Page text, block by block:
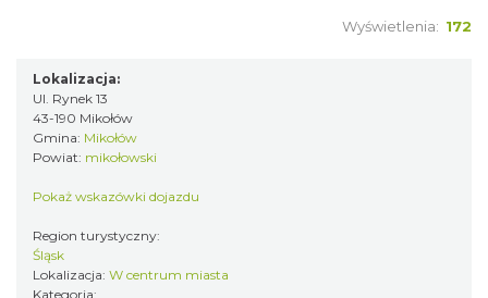
Wyświetlenia: 172
Lokalizacja:
Ul. Rynek 13
43-190 Mikołów
Gmina: Mikołów
Powiat: mikołowski
Pokaż wskazówki dojazdu
Region turystyczny:
Śląsk
Lokalizacja: W centrum miasta
Kategoria: